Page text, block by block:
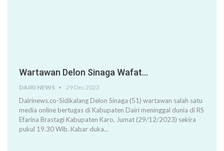
Wartawan Delon Sinaga Wafat…
DAIRI NEWS 29 Dec 2023
Dairinews.co-Sidikalang Delon Sinaga (51) wartawan salah satu
media online bertugas di Kabupaten Dairi meninggal dunia di RS
Efarina Brastagi Kabupaten Karo, Jumat (29/12/2023) sekira
pukul 19.30 Wib. Kabar duka…